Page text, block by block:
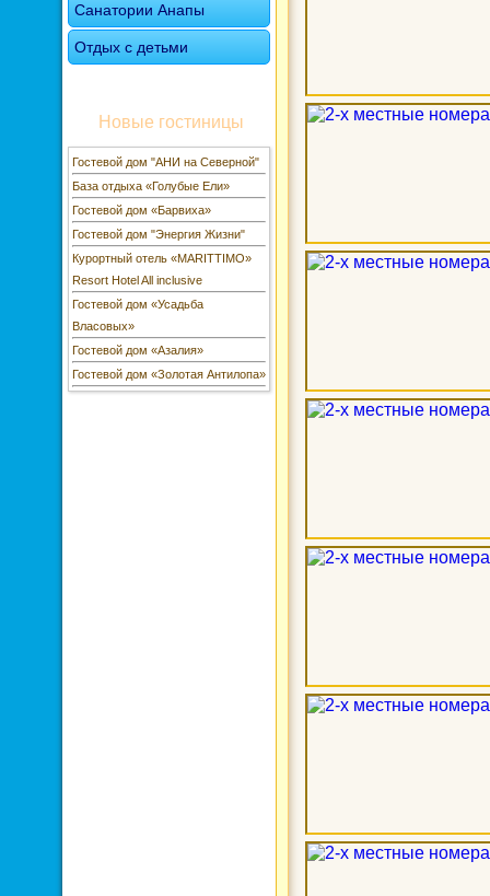
Санатории Анапы
Отдых с детьми
Новые гостиницы
Гостевой дом "АНИ на Северной"
База отдыха «Голубые Ели»
Гостевой дом «Барвиха»
Гостевой дом "Энергия Жизни"
Курортный отель «MARITTIMO»
Resort Hotel All inclusive
Гостевой дом «Усадьба
Власовых»
Гостевой дом «Азалия»
Гостевой дом «Золотая Антилопа»